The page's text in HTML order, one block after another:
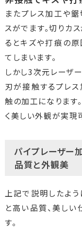
またプレス加工や
スがでます。切りカ
るとキズや打痕の
てしまいます。
しかし3次元レーザ
刃が接触するプレ
触の加工になります
く美しい外観が実現
パイプレーザー
品質と外観美
上記で説明したよ
と高い品質、美し
す。